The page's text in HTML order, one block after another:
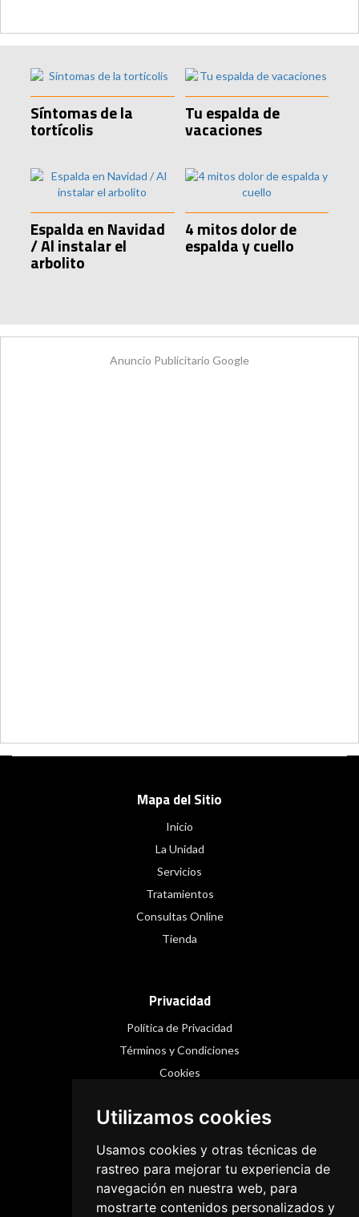
Utilizamos cookies
Usamos cookies y otras técnicas de
rastreo para mejorar tu experiencia de
navegación en nuestra web, para
mostrarte contenidos personalizados y
Síntomas de la
tortícolis
Tu espalda de
vacaciones
Espalda en Navidad
/ Al instalar el
arbolito
4 mitos dolor de
espalda y cuello
Anuncio Publicitario Google
Mapa del Sitio
Inicio
La Unidad
Servicios
Tratamientos
Consultas Online
Tienda
Privacidad
Política de Privacidad
Términos y Condiciones
Cookies
Instagram
Facebook
Threads